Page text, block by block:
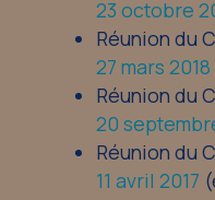
23 octobre
Réunion du
27 mars 2018
Réunion du
20
Réunion du
11 avril 2017